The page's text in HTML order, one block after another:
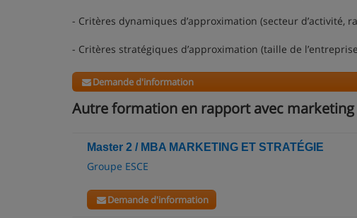
- Critères dynamiques d’approximation (secteur
- Critères stratégiques d’approximation (taille de
Demande d'information
Autre formation en rapport avec marketing
Master 2 / MBA MARKETING ET STRATÉGIE
Groupe ESCE
Demande d'information